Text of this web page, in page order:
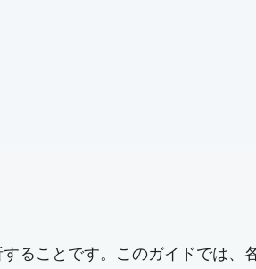
ることです。このガイドでは、